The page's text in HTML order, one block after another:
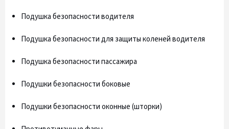
Подушка безопасности водителя
Подушка безопасности для защиты коленей водителя
Подушка безопасности пассажира
Подушки безопасности боковые
Подушки безопасности оконные (шторки)